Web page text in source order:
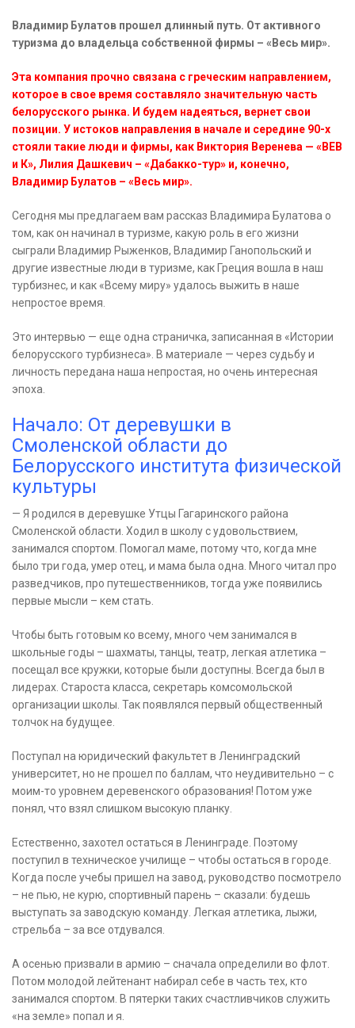
Владимир Булатов прошел длинный путь. От активного
туризма до владельца собственной фирмы – «Весь мир».
Эта компания прочно связана с греческим направлением,
которое в свое время составляло значительную часть
белорусского рынка. И будем надеяться, вернет свои
позиции. У истоков направления в начале и середине 90-х
стояли такие люди и фирмы, как Виктория Веренева — «ВЕВ
и К», Лилия Дашкевич – «Дабакко-тур» и, конечно,
Владимир Булатов – «Весь мир».
Сегодня мы предлагаем вам рассказ Владимира Булатова о
том, как он начинал в туризме, какую роль в его жизни
сыграли Владимир Рыженков, Владимир Ганопольский и
другие известные люди в туризме, как Греция вошла в наш
турбизнес, и как «Всему миру» удалось выжить в наше
непростое время.
Это интервью — еще одна страничка, записанная в «Истории
белорусского турбизнеса». В материале — через судьбу и
личность передана наша непростая, но очень интересная
эпоха.
Начало: От деревушки в
Смоленской области до
Белорусского института физической
культуры
— Я родился в деревушке Утцы Гагаринского района
Смоленской области. Ходил в школу с удовольствием,
занимался спортом. Помогал маме, потому что, когда мне
было три года, умер отец, и мама была одна. Много читал про
разведчиков, про путешественников, тогда уже появились
первые мысли – кем стать.
Чтобы быть готовым ко всему, много чем занимался в
школьные годы – шахматы, танцы, театр, легкая атлетика –
посещал все кружки, которые были доступны. Всегда был в
лидерах. Староста класса, секретарь комсомольской
организации школы. Так появлялся первый общественный
толчок на будущее.
Поступал на юридический факультет в Ленинградский
университет, но не прошел по баллам, что неудивительно – с
моим-то уровнем деревенского образования! Потом уже
понял, что взял слишком высокую планку.
Естественно, захотел остаться в Ленинграде. Поэтому
поступил в техническое училище – чтобы остаться в городе.
Когда после учебы пришел на завод, руководство посмотрело
– не пью, не курю, спортивный парень – сказали: будешь
выступать за заводскую команду. Легкая атлетика, лыжи,
стрельба – за все отдувался.
А осенью призвали в армию – сначала определили во флот.
Потом молодой лейтенант набирал себе в часть тех, кто
занимался спортом. В пятерки таких счастливчиков служить
«на земле» попал и я.